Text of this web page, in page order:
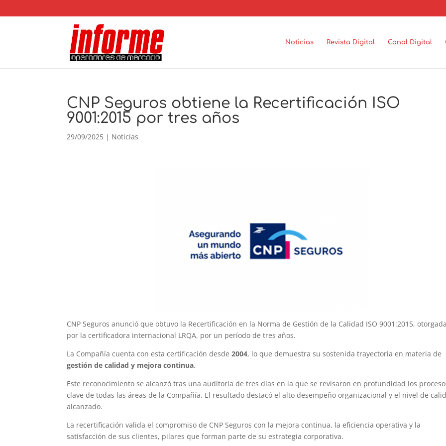
Noticias Revista Digital Canal Digital
CNP Seguros obtiene la Recertificación ISO
9001:2015 por tres años
29/09/2025 | Noticias
CNP Seguros anunció que obtuvo la Recertificación en la Norma de Gestión de la Calidad ISO 9001:2015, otorgada
por la certificadora internacional LRQA, por un período de tres años.
La Compañía cuenta con esta certificación desde2004, lo que demuestra su sostenida trayectoria en materia de
gestión de calidad y mejora continua.
Este reconocimiento se alcanzó tras una auditoría de tres días en la que se revisaron en profundidad los
clave de todas las áreas de la Compañía. El resultado destacó el alto desempeño organizacional y el nivel de
alcanzado.
La recertificación valida el compromiso de CNP Seguros con la mejora continua, la eficiencia operativa y la
satisfacción de sus clientes, pilares que forman parte de su estrategia corporativa.